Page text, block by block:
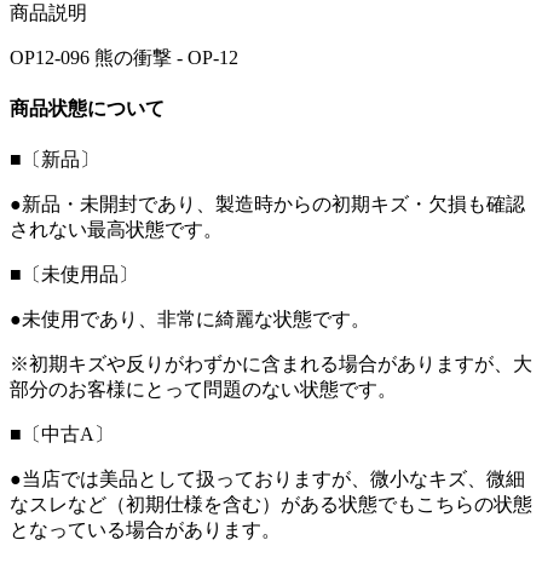
商品説明
OP12-096 熊の衝撃 - OP-12
商品状態について
■〔新品〕
●新品・未開封であり、製造時からの初期キズ・欠損も確認
されない最高状態です。
■〔未使用品〕
●未使用であり、非常に綺麗な状態です。
※初期キズや反りがわずかに含まれる場合がありますが、大
部分のお客様にとって問題のない状態です。
■〔中古A〕
●当店では美品として扱っておりますが、微小なキズ、微細
なスレなど（初期仕様を含む）がある状態でもこちらの状態
となっている場合があります。